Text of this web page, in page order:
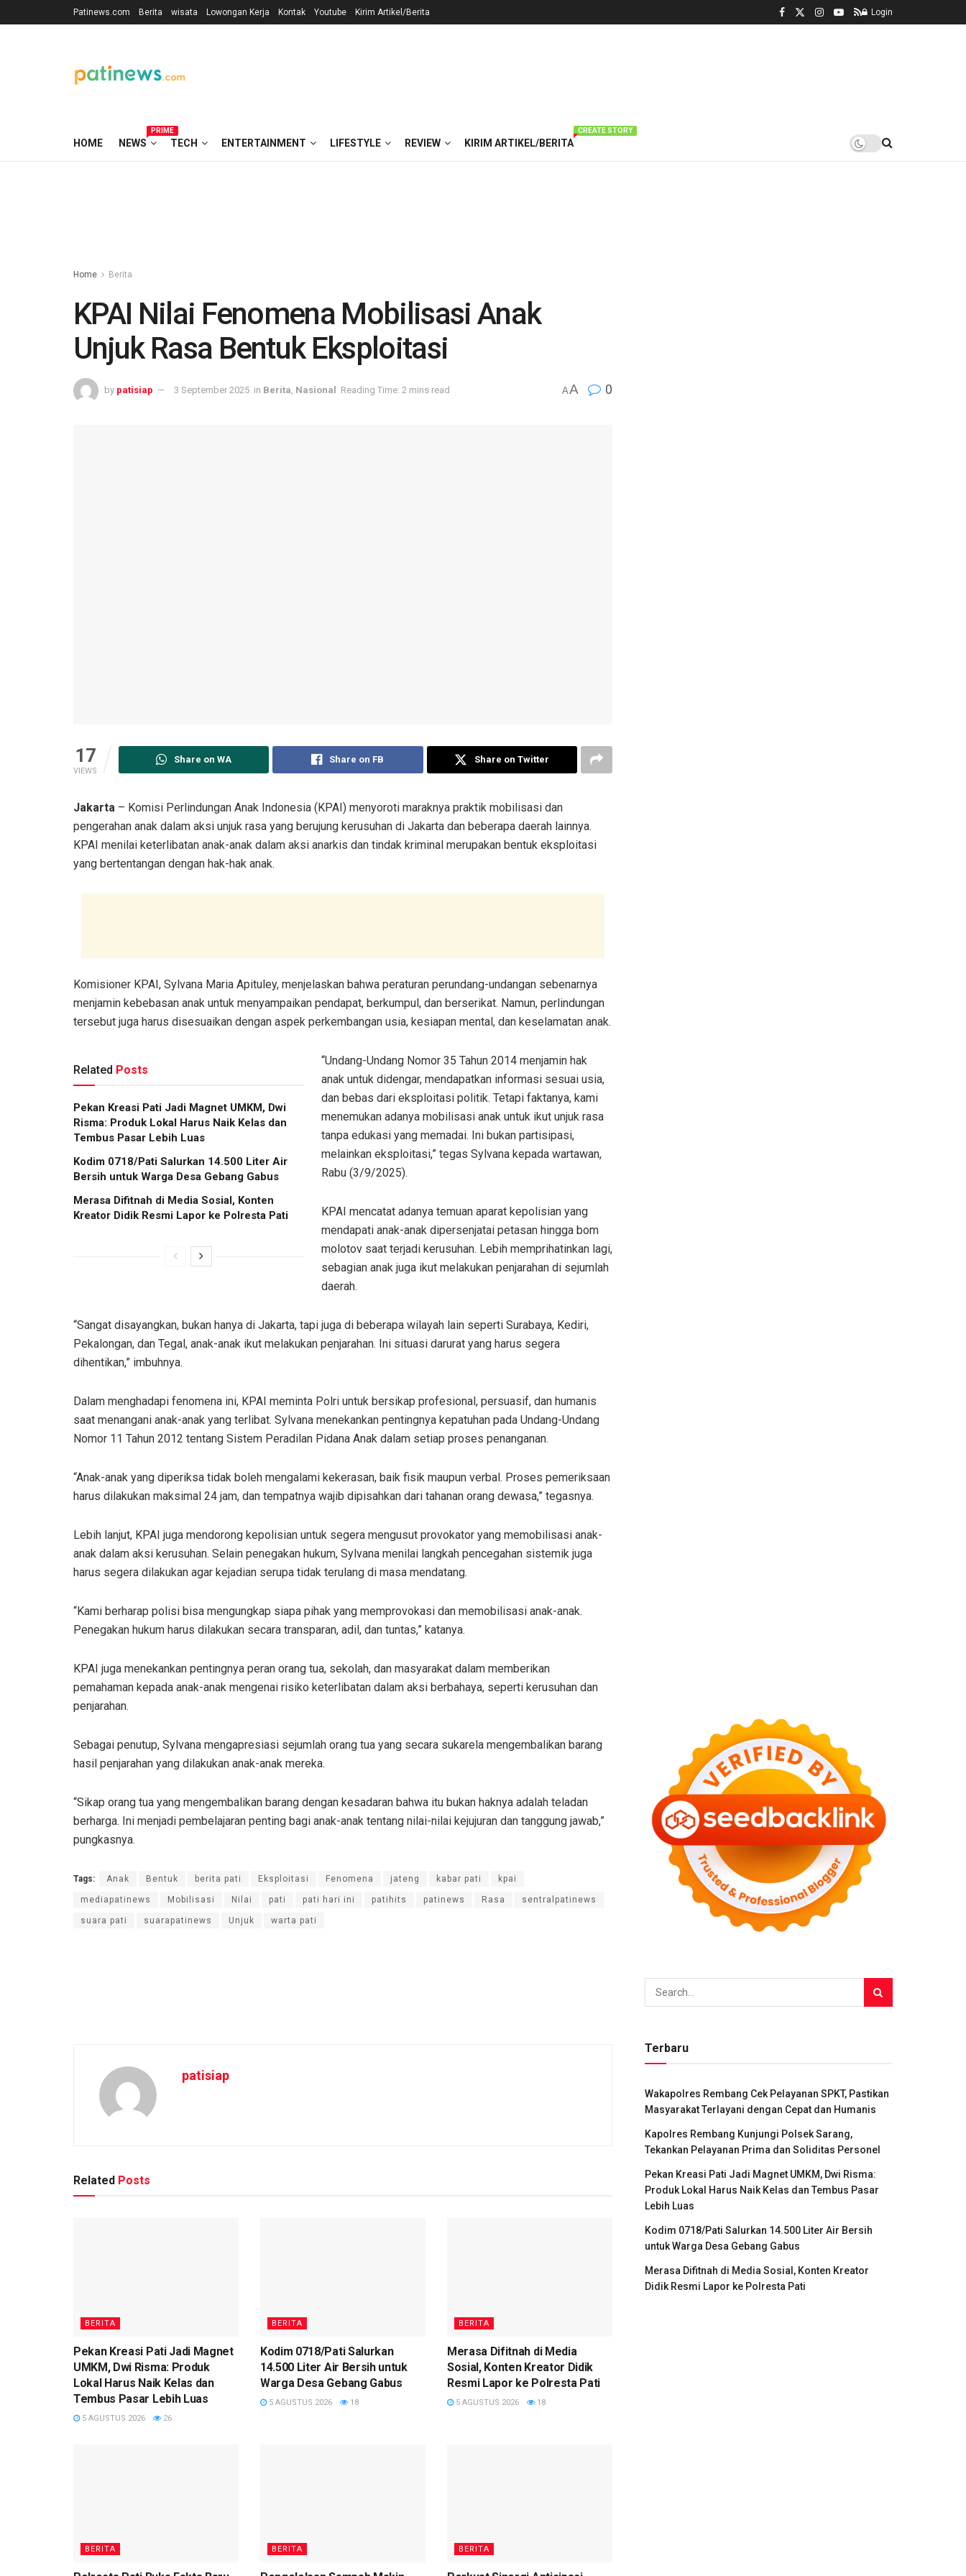
Patinews.com Berita wisata Lowongan Kerja Kontak Youtube Kirim Artikel/Berita Login
HOME NEWS
PRIME
TECH ENTERTAINMENT LIFESTYLE REVIEW KIRIM ARTIKEL/BERITA
CREATE STORY
Home Berita
KPAI Nilai Fenomena Mobilisasi Anak
Unjuk Rasa Bentuk Eksploitasi
by patisiap 3 September 2025 in Berita Nasional Reading Time: 2 mins read AA 0
17
VIEWS
Share on WA Share on FB Share on Twitter
Jakarta – Komisi Perlindungan Anak Indonesia (KPAI) menyoroti maraknya praktik mobilisasi dan
pengerahan anak dalam aksi unjuk rasa yang berujung kerusuhan di Jakarta dan beberapa daerah lainnya.
KPAI menilai keterlibatan anak-anak dalam aksi anarkis dan tindak kriminal merupakan bentuk eksploitasi
yang bertentangan dengan hak-hak anak.
Komisioner KPAI, Sylvana Maria Apituley, menjelaskan bahwa peraturan perundang-undangan sebenarnya
menjamin kebebasan anak untuk menyampaikan pendapat, berkumpul, dan berserikat. Namun, perlindungan
tersebut juga harus disesuaikan dengan aspek perkembangan usia, kesiapan mental, dan keselamatan anak.
Related Posts
Pekan Kreasi Pati Jadi Magnet UMKM, Dwi
Risma: Produk Lokal Harus Naik Kelas dan
Tembus Pasar Lebih Luas
Kodim 0718/Pati Salurkan 14.500 Liter Air
Bersih untuk Warga Desa Gebang Gabus
Merasa Difitnah di Media Sosial, Konten
Kreator Didik Resmi Lapor ke Polresta Pati
“Undang-Undang Nomor 35 Tahun 2014 menjamin hak
anak untuk didengar, mendapatkan informasi sesuai usia,
dan bebas dari eksploitasi politik. Tetapi faktanya, kami
menemukan adanya mobilisasi anak untuk ikut unjuk rasa
tanpa edukasi yang memadai. Ini bukan partisipasi,
melainkan eksploitasi,” tegas Sylvana kepada wartawan,
Rabu (3/9/2025).
KPAI mencatat adanya temuan aparat kepolisian yang
mendapati anak-anak dipersenjatai petasan hingga bom
molotov saat terjadi kerusuhan. Lebih memprihatinkan lagi,
sebagian anak juga ikut melakukan penjarahan di sejumlah
daerah.
“Sangat disayangkan, bukan hanya di Jakarta, tapi juga di beberapa wilayah lain seperti Surabaya, Kediri,
Pekalongan, dan Tegal, anak-anak ikut melakukan penjarahan. Ini situasi darurat yang harus segera
dihentikan,” imbuhnya.
Dalam menghadapi fenomena ini, KPAI meminta Polri untuk bersikap profesional, persuasif, dan humanis
saat menangani anak-anak yang terlibat. Sylvana menekankan pentingnya kepatuhan pada Undang-Undang
Nomor 11 Tahun 2012 tentang Sistem Peradilan Pidana Anak dalam setiap proses penanganan.
“Anak-anak yang diperiksa tidak boleh mengalami kekerasan, baik fisik maupun verbal. Proses pemeriksaan
harus dilakukan maksimal 24 jam, dan tempatnya wajib dipisahkan dari tahanan orang dewasa,” tegasnya.
Lebih lanjut, KPAI juga mendorong kepolisian untuk segera mengusut provokator yang memobilisasi anak-
anak dalam aksi kerusuhan. Selain penegakan hukum, Sylvana menilai langkah pencegahan sistemik juga
harus segera dilakukan agar kejadian serupa tidak terulang di masa mendatang.
“Kami berharap polisi bisa mengungkap siapa pihak yang memprovokasi dan memobilisasi anak-anak.
Penegakan hukum harus dilakukan secara transparan, adil, dan tuntas,” katanya.
KPAI juga menekankan pentingnya peran orang tua, sekolah, dan masyarakat dalam memberikan
pemahaman kepada anak-anak mengenai risiko keterlibatan dalam aksi berbahaya, seperti kerusuhan dan
penjarahan.
Sebagai penutup, Sylvana mengapresiasi sejumlah orang tua yang secara sukarela mengembalikan barang
hasil penjarahan yang dilakukan anak-anak mereka.
“Sikap orang tua yang mengembalikan barang dengan kesadaran bahwa itu bukan haknya adalah teladan
berharga. Ini menjadi pembelajaran penting bagi anak-anak tentang nilai-nilai kejujuran dan tanggung jawab,”
pungkasnya.
Tags: Anak Bentuk berita pati Eksploitasi Fenomena jateng kabar pati kpai
mediapatinews Mobilisasi Nilai pati pati hari ini patihits patinews Rasa sentralpatinews
suara pati suarapatinews Unjuk warta pati
patisiap
Related Posts
BERITA
Pekan Kreasi Pati Jadi Magnet
UMKM, Dwi Risma: Produk
Lokal Harus Naik Kelas dan
Tembus Pasar Lebih Luas
5 AGUSTUS 2026 26
BERITA
Kodim 0718/Pati Salurkan
14.500 Liter Air Bersih untuk
Warga Desa Gebang Gabus
5 AGUSTUS 2026 18
BERITA
Merasa Difitnah di Media
Sosial, Konten Kreator Didik
Resmi Lapor ke Polresta Pati
5 AGUSTUS 2026 18
BERITA BERITA BERITA
Terbaru
Wakapolres Rembang Cek Pelayanan SPKT, Pastikan
Masyarakat Terlayani dengan Cepat dan Humanis
Kapolres Rembang Kunjungi Polsek Sarang,
Tekankan Pelayanan Prima dan Soliditas Personel
Pekan Kreasi Pati Jadi Magnet UMKM, Dwi Risma:
Produk Lokal Harus Naik Kelas dan Tembus Pasar
Lebih Luas
Kodim 0718/Pati Salurkan 14.500 Liter Air Bersih
untuk Warga Desa Gebang Gabus
Merasa Difitnah di Media Sosial, Konten Kreator
Didik Resmi Lapor ke Polresta Pati